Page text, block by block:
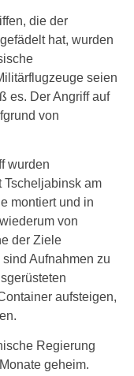
die der
hat, wurden
seien
es. Der Angriff auf
von
wurden
am
montiert und in
von
der Ziele
Aufnahmen zu
aufsteigen,
Regierung
geheim.